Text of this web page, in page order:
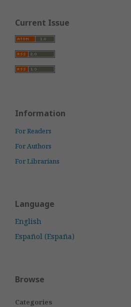
Current Issue
Information
For Readers
For Authors
For Librarians
Language
English
Español (España)
Browse
Categories